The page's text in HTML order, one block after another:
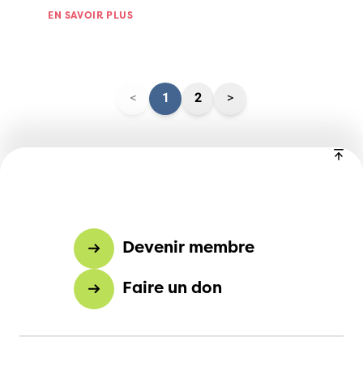
EN SAVOIR PLUS
< 1 2 >
Devenir membre
Faire un don